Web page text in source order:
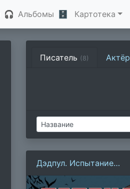
🎧 Альбомы 🗄 Картотека
Писатель (8) Актёр
Дэдпул. Испытание
Дракулы